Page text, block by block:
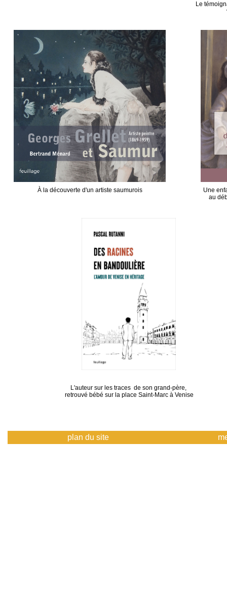
Le
À la découverte d'un artiste saumurois
Une
au
L'auteur sur les traces de son grand-père,
retrouvé bébé sur la place Saint-Marc à Venise
plan du site